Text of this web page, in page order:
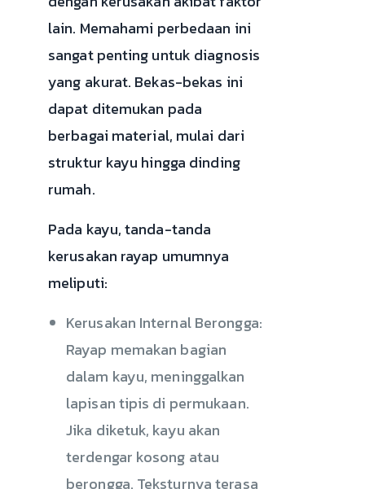
lain. Memahami perbedaan ini
sangat penting untuk diagnosis
yang akurat. Bekas-bekas ini
dapat ditemukan pada
berbagai material, mulai dari
struktur kayu hingga dinding
rumah.
Pada kayu, tanda-tanda
kerusakan rayap umumnya
meliputi:
Kerusakan Internal Berongga:
Rayap memakan bagian
dalam kayu, meninggalkan
lapisan tipis di permukaan.
Jika diketuk, kayu akan
terdengar kosong atau
berongga. Teksturnya terasa